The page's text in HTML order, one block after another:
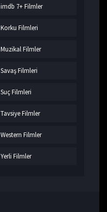
imdb 7+ Filmler
Korku Filmleri
Muzikal Filmler
Savaş Filmleri
Suç Filmleri
Tavsiye Filmler
Western Filmler
Yerli Filmler